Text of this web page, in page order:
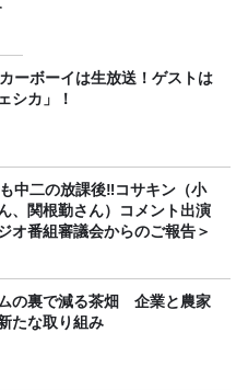
ーボーイは生放送！ゲストは
シカ」！
中二の放課後‼コサキン（小
、関根勤さん）コメント出演
オ番組審議会からのご報告＞
の裏で減る茶畑 企業と農家
たな取り組み